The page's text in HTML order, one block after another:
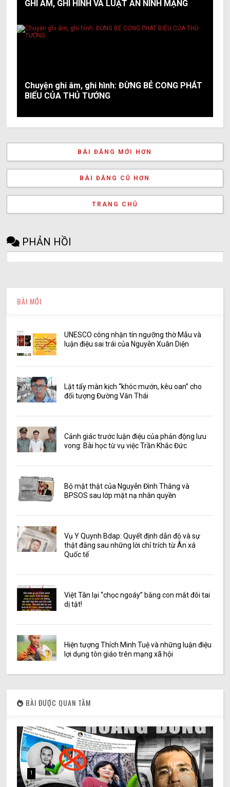
GHI ÂM, GHI HÌNH VÀ LUẬT AN NINH MẠNG
Chuyện ghi âm, ghi hình: ĐỪNG BẺ CONG PHÁT
BIỂU CỦA THỦ TƯỚNG
BÀI ĐĂNG MỚI HƠN
BÀI ĐĂNG CŨ HƠN
TRANG CHỦ
PHẢN HỒI
BÀI MỚI
UNESCO công nhận tín ngưỡng thờ Mẫu và
luận điệu sai trái của Nguyễn Xuân Diện
Lật tẩy màn kịch “khóc mướn, kêu oan” cho
đối tượng Đường Văn Thái
Cảnh giác trước luận điệu của phản động lưu
vong: Bài học từ vụ việc Trần Khắc Đức
Bộ mặt thật của Nguyễn Đình Thắng và
BPSOS sau lớp mặt nạ nhân quyền
Vụ Y Quynh Bdap: Quyết định dẫn độ và sự
thật đằng sau những lời chỉ trích từ Ân xá
Quốc tế
Việt Tân lại “chọc ngoáy” bằng con mắt đôi tai
dị tật!
Hiện tượng Thích Minh Tuệ và những luận điệu
lợi dụng tôn giáo trên mạng xã hội
BÀI ĐƯỢC QUAN TÂM
1